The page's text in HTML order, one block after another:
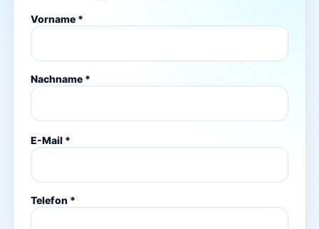
Vorname *
Nachname *
E-Mail *
Telefon *